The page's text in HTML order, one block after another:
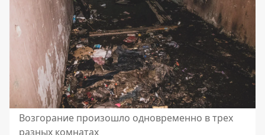
Возгорание произошло одновременно в трех
разных комнатах